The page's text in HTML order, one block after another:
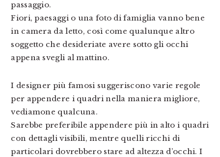
passaggio.
Fiori, paesaggi o una foto di famiglia vanno bene
in camera da letto, così come qualunque altro
soggetto che desideriate avere sotto gli occhi
appena svegli al mattino.
I designer più famosi suggeriscono varie regole
per appendere i quadri nella maniera migliore,
vediamone qualcuna.
Sarebbe preferibile appendere più in alto i quadri
con dettagli visibili, mentre quelli ricchi di
particolari dovrebbero stare ad altezza d’occhi. I